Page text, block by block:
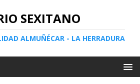
SEXITANO
ALMUÑÉCAR - LA HERRADURA